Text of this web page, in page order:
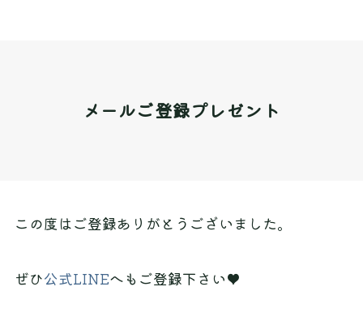
メールご登録プレゼント
この度はご登録ありがとうございました。
ぜひ公式LINEへもご登録下さい♥